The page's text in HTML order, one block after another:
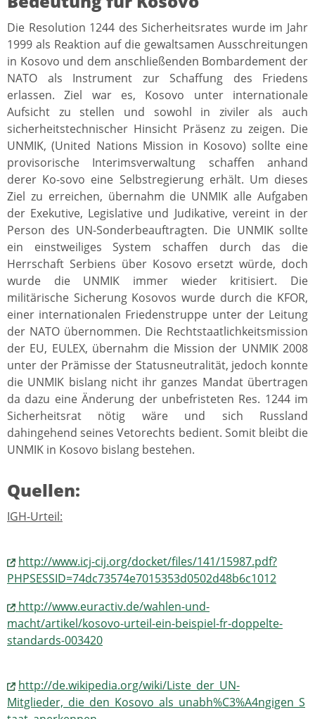
Die Resolution 1244 des Sicherheitsrates wurde im Jahr
1999 als Reaktion auf die gewaltsamen Ausschreitungen
in Kosovo und dem anschließenden Bombardement der
NATO als Instrument zur Schaffung des Friedens
erlassen. Ziel war es, Kosovo unter internationale
Aufsicht zu stellen und sowohl in ziviler als auch
sicherheitstechnischer Hinsicht Präsenz zu zeigen. Die
UNMIK, (United Nations Mission in Kosovo) sollte eine
provisorische Interimsverwaltung schaffen anhand
derer Ko-sovo eine Selbstregierung erhält. Um dieses
Ziel zu erreichen, übernahm die UNMIK alle Aufgaben
der Exekutive, Legislative und Judikative, vereint in der
Person des UN-Sonderbeauftragten. Die UNMIK sollte
ein einstweiliges System schaffen durch das die
Herrschaft Serbiens über Kosovo ersetzt würde, doch
wurde die UNMIK immer wieder kritisiert. Die
militärische Sicherung Kosovos wurde durch die KFOR,
einer internationalen Friedenstruppe unter der Leitung
der NATO übernommen. Die Rechtstaatlichkeitsmission
der EU, EULEX, übernahm die Mission der UNMIK 2008
unter der Prämisse der Statusneutralität, jedoch konnte
die UNMIK bislang nicht ihr ganzes Mandat übertragen
da dazu eine Änderung der unbefristeten Res. 1244 im
Sicherheitsrat nötig wäre und sich Russland
dahingehend seines Vetorechts bedient. Somit bleibt die
UNMIK in Kosovo bislang bestehen.
Quellen:
IGH-Urteil:
http://www.icj-cij.org/docket/files/141/15987.pdf?
PHPSESSID=74dc73574e7015353d0502d48b6c1012
http://www.euractiv.de/wahlen-und-
macht/artikel/kosovo-urteil-ein-beispiel-fr-doppelte-
standards-003420
http://de.wikipedia.org/wiki/Liste_der_UN-
Mitglieder,_die_den_Kosovo_als_unabh%C3%A4ngigen_S